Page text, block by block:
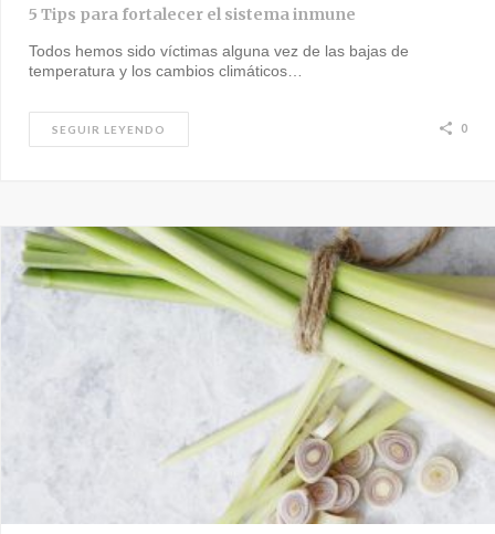
5 Tips para fortalecer el sistema inmune
Todos hemos sido víctimas alguna vez de las bajas de
temperatura y los cambios climáticos…
SEGUIR LEYENDO 0